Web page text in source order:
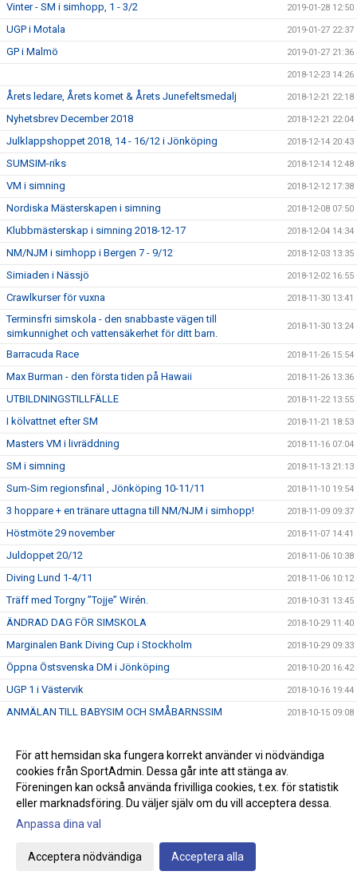
Vinter - SM i simhopp, 1 - 3/2 2019-01-28 12:50
UGP i Motala 2019-01-27 22:37
GP i Malmö 2019-01-27 21:36
2018-12-23 14:26
Årets ledare, Årets komet & Årets Junefeltsmedalj 2018-12-21 22:18
Nyhetsbrev December 2018 2018-12-21 22:04
Julklappshoppet 2018, 14 - 16/12 i Jönköping 2018-12-14 20:43
SUMSIM-riks 2018-12-14 12:48
VM i simning 2018-12-12 17:38
Nordiska Mästerskapen i simning 2018-12-08 07:50
Klubbmästerskap i simning 2018-12-17 2018-12-04 14:34
NM/NJM i simhopp i Bergen 7 - 9/12 2018-12-03 13:35
Simiaden i Nässjö 2018-12-02 16:55
Crawlkurser för vuxna 2018-11-30 13:41
Terminsfri simskola - den snabbaste vägen till
simkunnighet och vattensäkerhet för ditt barn.
2018-11-30 13:24
Barracuda Race 2018-11-26 15:54
Max Burman - den första tiden på Hawaii 2018-11-26 13:36
UTBILDNINGSTILLFÄLLE 2018-11-22 13:55
I kölvattnet efter SM 2018-11-21 18:53
Masters VM i livräddning 2018-11-16 07:04
SM i simning 2018-11-13 21:13
Sum-Sim regionsfinal , Jönköping 10-11/11 2018-11-10 19:54
3 hoppare + en tränare uttagna till NM/NJM i simhopp! 2018-11-09 09:37
Höstmöte 29 november 2018-11-07 14:41
Juldoppet 20/12 2018-11-06 10:38
Diving Lund 1-4/11 2018-11-06 10:12
Träff med Torgny ”Tojje” Wirén. 2018-10-31 13:45
ÄNDRAD DAG FÖR SIMSKOLA 2018-10-29 11:40
Marginalen Bank Diving Cup i Stockholm 2018-10-29 09:33
Öppna Östsvenska DM i Jönköping 2018-10-20 16:42
UGP 1 i Västervik 2018-10-16 19:44
ANMÄLAN TILL BABYSIM OCH SMÅBARNSSIM 2018-10-15 09:08
Ny tid för minisim på söndagar 2018-10-11 19:10
Östsvenska mästerskapen
HÖSTLOVSKUL 2018 2018-10-05 10:22
LeWa-cup
Vinnare vid sponsorsimsportslotteriet
För att hemsidan ska fungera korrekt använder vi nödvändiga
cookies från SportAdmin. Dessa går inte att stänga av.
Föreningen kan också använda frivilliga cookies, t.ex. för statistik
eller marknadsföring. Du väljer själv om du vill acceptera dessa.
Anpassa dina val
Acceptera nödvändiga Acceptera alla